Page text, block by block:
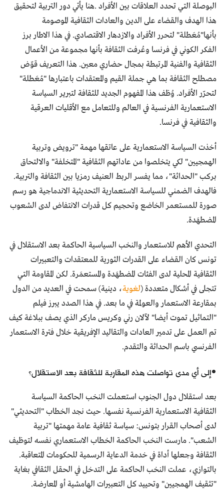
البوصلة التي تحدد العلاقات بين الأفراد .هنا يأتي دور التربية لتحقيق
هذا الهدف والقضاء على الدين والعادات الثقافية الموصومة
بأنها"مُعَطلة" لتحرر الأفراد والازدهار الاقتصادي. في هذا الاطار برز
الفكر الكوني في فرنسا وعُرفت الثقافة بأنها مجموعة من الأعمال
الثقافية والفنية المرتبطة بمجال حضاري معين. هذا التعريف قوّض
مصطلح الثقافة بما هي جملة القيم والمعتقدات باعتبارها "مُعَطلة"
لتحرّر الأفراد. وُظف هذا المفهوم الجديد للثقافة لتبرير السياسة
الاستعمارية الفرنسية في العالم وللتعامل مع الأقليات العرقية
والثقافية في فرنسا.
أخذت السياسة الاستعمارية على عاتقها مهمة "ترويض وتربية
الهمجيين" لكي يتخلصوا من عاداتهم الثقافية "المتخلفة" والالتحاق
بركب "الحداثة"، مما يفسر الربط العنيف رمزيا بين الثقافة والتربية.
فالهدف الضمني للسياسة الاستعمارية التحديثية الاندماجية هو رسم
صورة للمستعمر الخاضع وتحجيم كل قدرات الانتفاض لدى الشعوب
المضطهَدة.
التحدي الأهم للاستعمار والنخب السياسية الحاكمة بعد الاستقلال في
تونس كان القضاء على القدرات الثورية للمعتقدات والتعبيرات
الثقافية المحلية لدى الفئات المضطهَدة والمستعمَرة. لكن المقاومة التي
تتجلى في أشكال متعددة (لغوية، دينية) سمحت في العديد من الدول
بمقارعة الاستعمار والعولمة في ما بعد. في هذا الصدد يبرز فيلم
"التماثيل تموت أيضا" لآلان رني وكريس ماركر الذي يصف ببلاغة كيف
تم العمل على تدمير العادات والتقاليد الإفريقية خلال فترة الاستعمار
الفرنسي باسم الحداثة والتقدم.
•إلى أي مدى تواصلت هذه المقاربة للثقافة بعد الاستقلال؟
بعد استقلال دول الجنوب استعملت النخب الحاكمة السياسة
الثقافية الاستعمارية الفرنسية نفسها. حيث نجد الخطاب "التحديثي"
لدى أصحاب القرار بتونس: سياسة ثقافية عامة مهمتها "تربية
الشعب". مارست النخب الحاكمة الخطاب الاستعماري نفسه لتوظيف
الثقافة وجعلها أداة في خدمة الدعاية الرسمية للحكومات المتعاقبة.
بالتوازي، عملت النخب الحاكمة على التدخل في الحقل الثقافي بغاية
"تثقيف الهمجيين" وتحييد كل التعبيرات الهامشية أو المعارضة.